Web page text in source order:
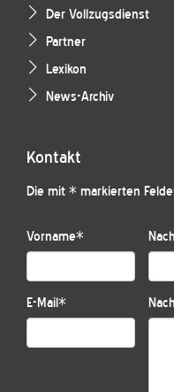
Der Vollzugsdienst
Partner
Lexikon
News-Archiv
Kontakt
Die mit * markierten
Vorname*
E-Mail*